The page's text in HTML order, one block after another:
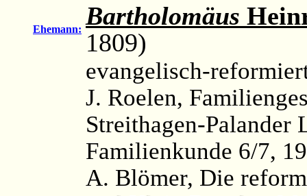
Ehemann: Bartholomäus
1809)
evangelisch-
J. Roelen,
Streithagen-Palander
Familienkunde 6/7,
A. Blömer, Die